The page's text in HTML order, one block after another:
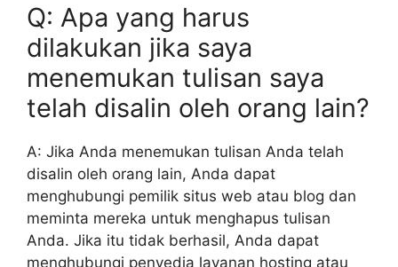
Q: Apa yang harus
dilakukan jika saya
menemukan tulisan saya
telah disalin oleh orang lain?
A: Jika Anda menemukan tulisan Anda telah
disalin oleh orang lain, Anda dapat
menghubungi pemilik situs web atau blog dan
meminta mereka untuk menghapus tulisan
Anda. Jika itu tidak berhasil, Anda dapat
menghubungi penyedia layanan hosting atau